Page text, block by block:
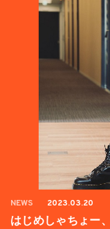
NEWS 2023.03.20
はじめしゃちょー